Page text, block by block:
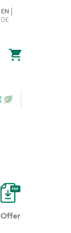
LANGUAGE
EN
DE
My Cart
Offer